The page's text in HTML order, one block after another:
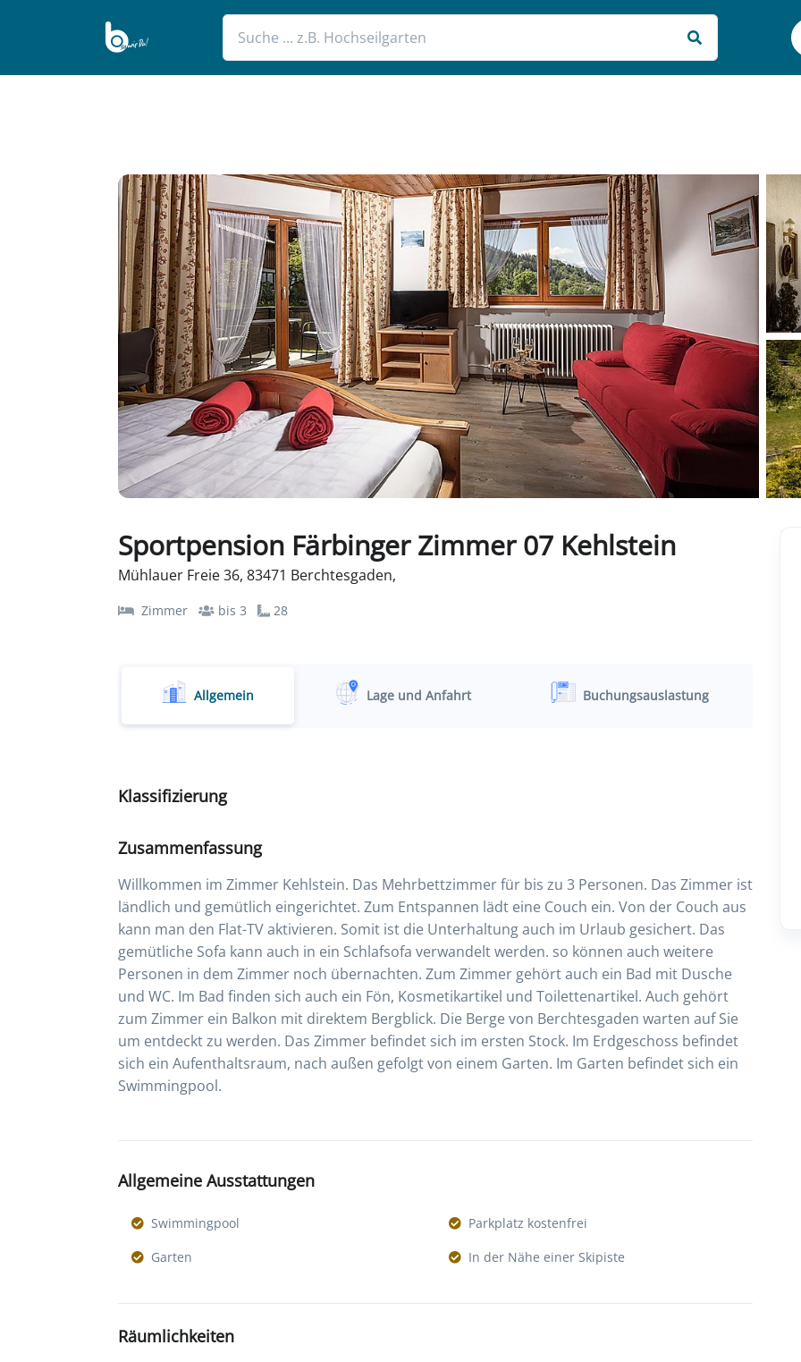
Sportpension Färbinger Zimmer 07 Kehlstein
Mühlauer Freie 36, 83471 Berchtesgaden,
Zimmer bis 3 28
Allgemein Lage und Anfahrt Buchungsauslastung
Klassifizierung
Zusammenfassung
Willkommen im Zimmer Kehlstein. Das Mehrbettzimmer für bis zu 3 Personen. Das Zimmer ist
ländlich und gemütlich eingerichtet. Zum Entspannen lädt eine Couch ein. Von der Couch aus
kann man den Flat-TV aktivieren. Somit ist die Unterhaltung auch im Urlaub gesichert. Das
gemütliche Sofa kann auch in ein Schlafsofa verwandelt werden. so können auch weitere
Personen in dem Zimmer noch übernachten. Zum Zimmer gehört auch ein Bad mit Dusche
und WC. Im Bad finden sich auch ein Fön, Kosmetikartikel und Toilettenartikel. Auch gehört
zum Zimmer ein Balkon mit direktem Bergblick. Die Berge von Berchtesgaden warten auf Sie
um entdeckt zu werden. Das Zimmer befindet sich im ersten Stock. Im Erdgeschoss befindet
sich ein Aufenthaltsraum, nach außen gefolgt von einem Garten. Im Garten befindet sich ein
Swimmingpool.
Allgemeine Ausstattungen
Swimmingpool
Parkplatz kostenfrei
Garten
In der Nähe einer Skipiste
Räumlichkeiten